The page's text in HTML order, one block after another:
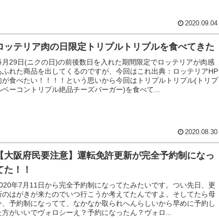
2020.09.04
ッテリア肉の日限定トリプルトリプルを食べてきた
月29日(ニクの日)の前後数日を入れた期間限定でロッテリアが肉感
ふれた商品を出してくるのですが、今回はこれ出典：ロッテリアHP
が食べたい！！！！という思いから今回はトリプルトリプル(トリプ
ベーコントリプル絶品チーズバーガー)を食べて...
2020.08.30
【大阪府民要注意】運転免許更新が完全予約制になっ
た！！
年7月11日から完全予約制になってたみたいです。つい先日、更
のはがきが来たのでいつ行こうか考えてたんですよ。そしてたら母
、予約制になってて、なかなか取られへんらしいから早めに予約し
方がいいでヴォロシーえ？予約になったん？ヴォロ...